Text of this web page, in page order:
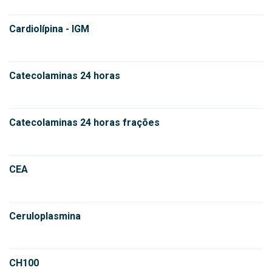
Cardiolípina - IGM
Catecolaminas 24 horas
Catecolaminas 24 horas frações
CEA
Ceruloplasmina
CH100